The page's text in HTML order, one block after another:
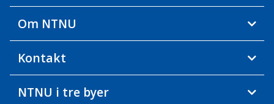
Om NTNU
Kontakt
NTNU i tre byer